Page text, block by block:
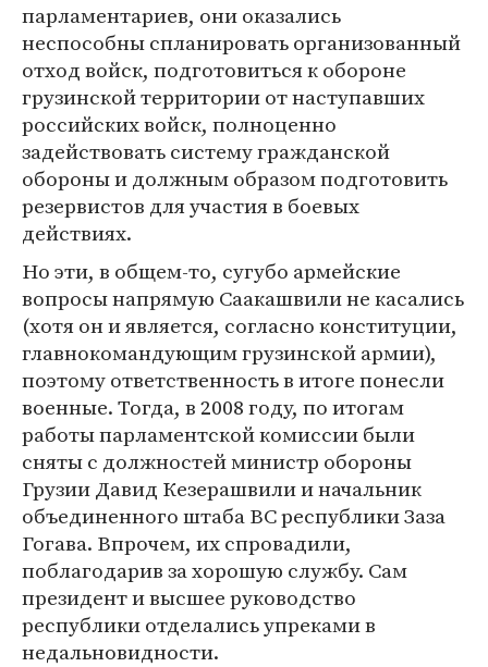
парламентариев, они оказались
неспособны спланировать организованный
отход войск, подготовиться к обороне
грузинской территории от наступавших
российских войск, полноценно
задействовать систему гражданской
обороны и должным образом подготовить
резервистов для участия в боевых
действиях.
Но эти, в общем-то, сугубо армейские
вопросы напрямую Саакашвили не касались
(хотя он и является, согласно конституции,
главнокомандующим грузинской армии),
поэтому ответственность в итоге понесли
военные. Тогда, в 2008 году, по итогам
работы парламентской комиссии были
сняты с должностей министр обороны
Грузии Давид Кезерашвили и начальник
объединенного штаба ВС республики Заза
Гогава. Впрочем, их спровадили,
поблагодарив за хорошую службу. Сам
президент и высшее руководство
республики отделались упреками в
недальновидности.